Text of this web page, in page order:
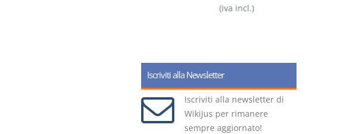
(iva incl.)
Iscriviti alla Newsletter
Iscriviti alla newsletter di
WikiJus per rimanere
sempre aggiornato!